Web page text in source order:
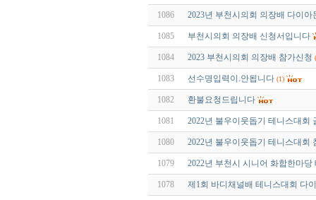
1086 2023년 부천시의회 의장배 다이
1085 부천시의회 의장배 신청서입니다
1084 2023 부천시의회 의장배 참가신청
1083 선수명입력이.안됩니다 (1)
1082 환불요청드립니다
1081 2022년 불우이웃돕기 테니스대회
1080 2022년 불우이웃돕기 테니스대회
1079 2022년 부천시 시니어 화합한마당
1078 제1회 바디채널배 테니스대회 다